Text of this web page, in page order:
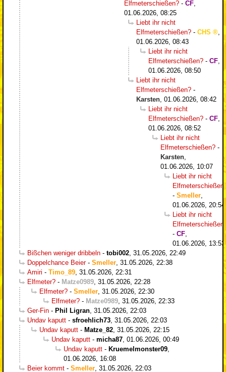
Elfmeterschießen? - CF
01.06.2026, 08:25
Liebt ihr nicht
Elfmeterschießen? - CHS
01.06.2026, 08:43
Liebt ihr nicht
Elfmeterschießen? - CF
01.06.2026, 08:50
Liebt ihr nicht
Elfmeterschießen? -
Karsten 01.06.2026, 08:42
Liebt ihr nicht
Elfmeterschießen? - CF
01.06.2026, 08:52
Liebt ihr nicht
Elfmeterschießen? -
Karsten
01.06.2026, 10:07
Liebt ihr nicht
- Smeller
01.06.2026, 20:54
Liebt ihr nicht
- CF
01.06.2026, 13:53
Bißchen weniger dribbeln - tobi002 31.05.2026, 22:49
Doppelchance Beier- Smeller 31.05.2026, 22:38
Amiri - Timo_89 31.05.2026, 22:31
Elfmeter? - Matze0989 31.05.2026, 22:28
Elfmeter? - Smeller 31.05.2026, 22:30
Elfmeter? - Matze0989 31.05.2026, 22:33
Ger-Fin - Phil Ligran 31.05.2026, 22:03
Undav kaputt - sfroehlich73 31.05.2026, 22:03
Undav kaputt - Matze_82 31.05.2026, 22:15
Undav kaputt - micha87 01.06.2026, 00:49
Undav kaputt - Kruemelmonster09
01.06.2026, 16:08
Beier kommt - Smeller 31.05.2026, 22:03